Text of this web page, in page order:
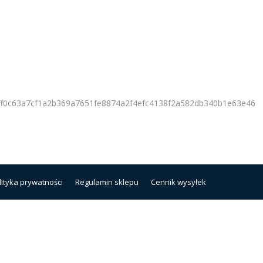
prywatności Regulamin sklepu Cennik wysyłek